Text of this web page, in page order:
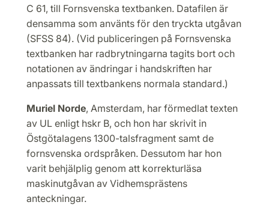
C 61, till Fornsvenska textbanken. Datafilen är
densamma som använts för den tryckta utgåvan
(SFSS 84). (Vid publiceringen på Fornsvenska
textbanken har radbrytningarna tagits bort och
notationen av ändringar i handskriften har
anpassats till textbankens normala standard.)
Muriel Norde, Amsterdam, har förmedlat texten
av UL enligt hskr B, och hon har skrivit in
Östgötalagens 1300-talsfragment samt de
fornsvenska ordspråken. Dessutom har hon
varit behjälplig genom att korrekturläsa
maskinutgåvan av Vidhemsprästens
anteckningar.